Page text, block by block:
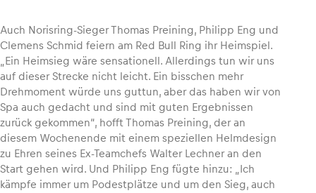
Auch Norisring-Sieger Thomas Preining, Philipp Eng und
Clemens Schmid feiern am Red Bull Ring ihr Heimspiel.
„Ein Heimsieg wäre sensationell. Allerdings tun wir uns
auf dieser Strecke nicht leicht. Ein bisschen mehr
Drehmoment würde uns guttun, aber das haben wir von
Spa auch gedacht und sind mit guten Ergebnissen
zurück gekommen“, hofft Thomas Preining, der an
diesem Wochenende mit einem speziellen Helmdesign
zu Ehren seines Ex-Teamchefs Walter Lechner an den
Start gehen wird. Und Philipp Eng fügte hinzu: „Ich
kämpfe immer um Podestplätze und um den Sieg, auch